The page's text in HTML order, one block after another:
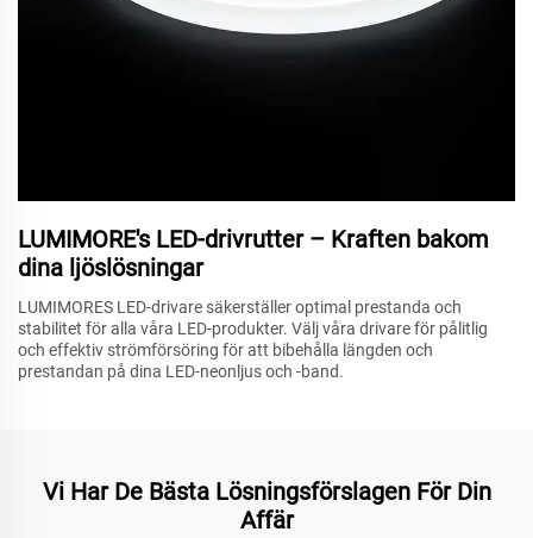
LUMIMORE's LED-drivrutter – Kraften bakom
dina ljöslösningar
LUMIMORES LED-drivare säkerställer optimal prestanda och
stabilitet för alla våra LED-produkter. Välj våra drivare för pålitlig
och effektiv strömförsöring för att bibehålla längden och
prestandan på dina LED-neonljus och -band.
Vi Har De Bästa Lösningsförslagen För Din
Affär